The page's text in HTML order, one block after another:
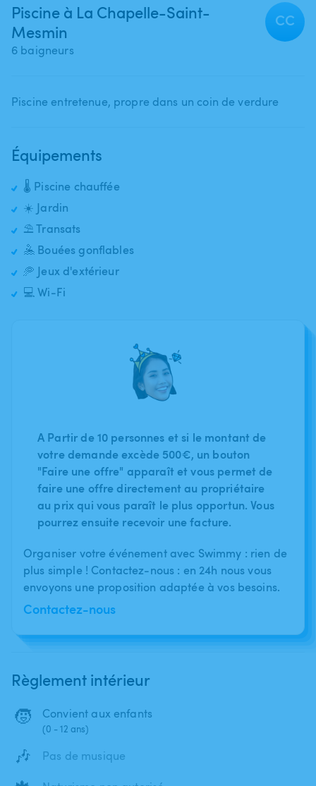
Piscine à La Chapelle-Saint-
Mesmin
6 baigneurs
CC
Piscine entretenue​,​ propre dans un coin de verdure
Équipements
🌡️ Piscine chauffée
☀️ Jardin
⛱️ Transats
🤽 Bouées gonflables
🥏 Jeux d'extérieur
💻 Wi-Fi
A Partir de 10 personnes et si le montant de
votre demande excède 500€, un bouton
"Faire une offre" apparaît et vous permet de
faire une offre directement au propriétaire
au prix qui vous paraît le plus opportun. Vous
pourrez ensuite recevoir une facture.
Organiser votre événement avec Swimmy : rien de
plus simple ! Contactez-nous : en 24h nous vous
envoyons une proposition adaptée à vos besoins.
Contactez-nous
Règlement intérieur
🧒 Convient aux enfants
(0 - 12 ans)
🎶 Pas de musique